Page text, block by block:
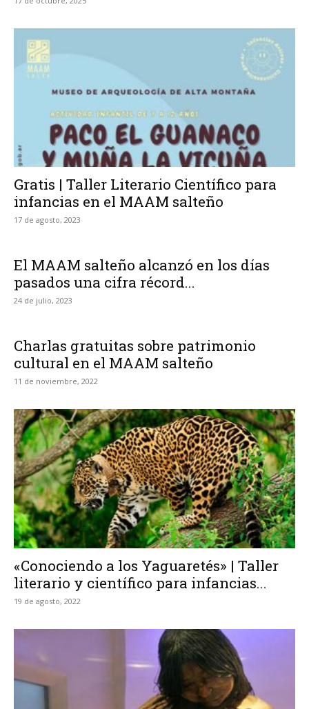
Gratis | Taller Literario Científico para
infancias en el MAAM salteño
17 de agosto, 2023
El MAAM salteño alcanzó en los días
pasados una cifra récord...
24 de julio, 2023
Charlas gratuitas sobre patrimonio
cultural en el MAAM salteño
11 de noviembre, 2022
«Conociendo a los Yaguaretés» | Taller
literario y científico para infancias...
19 de agosto, 2022